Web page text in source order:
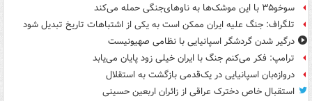
سوخو۳۵ با این موشک‌ها به ناوهای‌جنگی حمله می‌کند
تلگراف: جنگ علیه ایران ممکن است به یکی از اشتباهات تاریخ تبدیل شود
درگیر شدن گردشگر اسپانیایی با نظامی صهیونیست
ترامپ: فکر می‌کنم جنگ با ایران خیلی زود پایان می‌یابد
دروازه‌بان اسپانیایی در یک‌قدمی بازگشت به استقلال
استقبال خاص دخترک عراقی از زائران اربعین حسینی